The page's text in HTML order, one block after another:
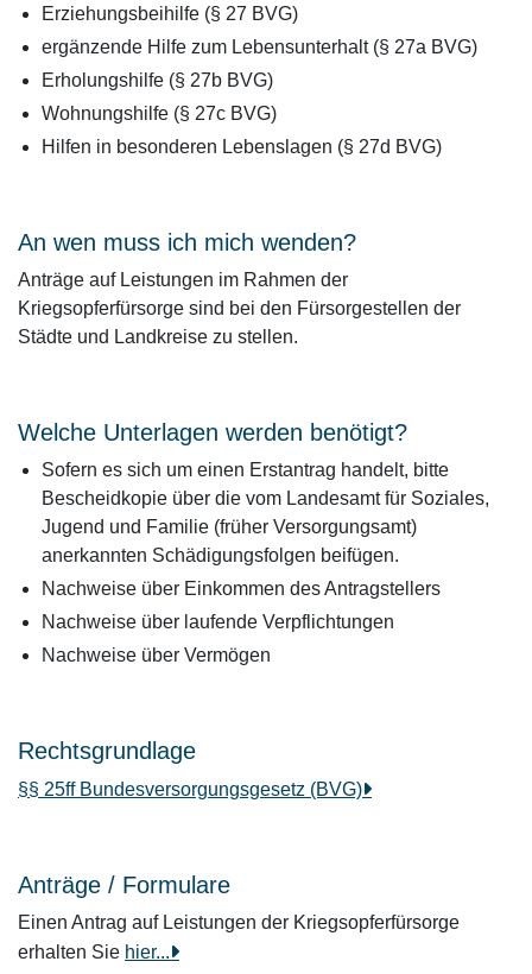
Erziehungsbeihilfe (§ 27 BVG)
ergänzende Hilfe zum Lebensunterhalt (§ 27a BVG)
Erholungshilfe (§ 27b BVG)
Wohnungshilfe (§ 27c BVG)
Hilfen in besonderen Lebenslagen (§ 27d BVG)
An wen muss ich mich wenden?
Anträge auf Leistungen im Rahmen der
Kriegsopferfürsorge sind bei den Fürsorgestellen der
Städte und Landkreise zu stellen.
Welche Unterlagen werden benötigt?
Sofern es sich um einen Erstantrag handelt, bitte
Bescheidkopie über die vom Landesamt für Soziales,
Jugend und Familie (früher Versorgungsamt)
anerkannten Schädigungsfolgen beifügen.
Nachweise über Einkommen des Antragstellers
Nachweise über laufende Verpflichtungen
Nachweise über Vermögen
Rechtsgrundlage
§§ 25ff Bundesversorgungsgesetz (BVG)
Anträge / Formulare
Einen Antrag auf Leistungen der Kriegsopferfürsorge
erhalten Sie hier...